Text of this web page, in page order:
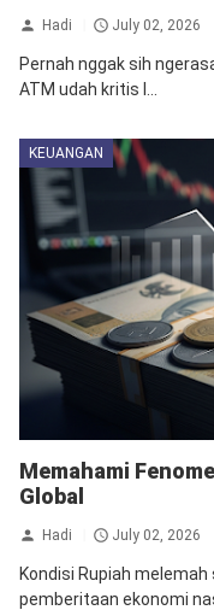
Hadi July 02, 2026
Pernah nggak sih
ATM udah kritis l...
KEUANGAN
Memahami
Global
Hadi July 02, 2026
Kondisi Rupiah
pemberitaan ekonomi